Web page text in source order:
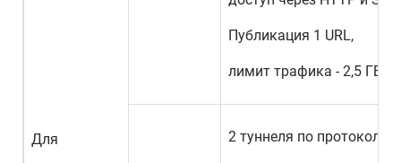
Для
Публикация 1 URL,
лимит трафика - 2,5
2 туннеля по